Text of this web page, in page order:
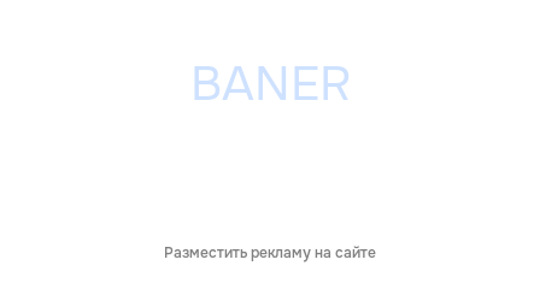
Разместить рекламу на сайте